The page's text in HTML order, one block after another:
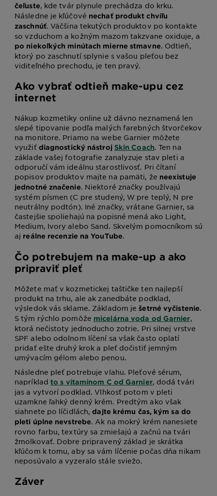
čeľuste, kde tvár plynule prechádza do krku.
Následne je kľúčové nechať produkt chvíľu
zaschnúť. Väčšina tekutých produktov po kontakte
so vzduchom a kožným mazom takzvane oxiduje, a
po niekoľkých minútach mierne stmavne. Odtieň,
ktorý po zaschnutí splynie s vašou pleťou bez
viditeľného prechodu, je ten pravý.
Ako vybrať odtieň make-upu cez
internet
Nákup kozmetiky online už dávno neznamená len
slepé tipovanie podľa malých farebných štvorčekov
na monitore. Priamo na webe Garnier môžete
využiť diagnostický nástroj Skin Coach. Ten na
základe vašej fotografie zanalyzuje stav pleti a
odporučí vám ideálnu starostlivosť. Pri čítaní
popisov produktov majte na pamäti, že neexistuje
jednotné značenie. Niektoré značky používajú
systém písmen (C pre studený, W pre teplý, N pre
neutrálny podtón). Iné značky, vrátane Garnier, sa
častejšie spoliehajú na popisné mená ako Light,
Medium, Ivory alebo Sand. Skvelým pomocníkom sú
aj reálne recenzie na YouTube.
Čo potrebujem na make-up a ako
pripraviť pleť
Môžete mať v kozmetickej taštičke ten najlepší
produkt na trhu, ale ak zanedbáte podklad,
výsledok vás sklame. Základom ješetrné vyčistenie.
S tým rýchlo pomôže micelárna voda od Garnier,
ktorá nečistoty jednoducho zotrie. Pri silnej vrstve
SPF alebo odolnom líčení sa však často oplatí
pridať ešte druhý krok a pleť dočistiť jemným
umývacím gélom alebo penou.
Následne pleť potrebuje vlahu. Pleťové sérum,
napríklad to s vitamínom C od Garnier, dodá tvári
jas a vytvorí podklad. Vlhkosť potom v pleti
uzamkne ľahký denný krém. Predtým ako však
siahnete po líčidlách,dajte krému čas, kým sa do
pleti úplne nevstrebe. Ak na mokrý krém nanesiete
rovno farbu, textúry sa zmiešajú a začnú na tvári
žmolkovať. Dobre pripravený základ je skrátka
kľúčom k tomu, aby sa vám líčenie počas dňa nikam
neposúvalo a vyzeralo stále sviežo.
Záver